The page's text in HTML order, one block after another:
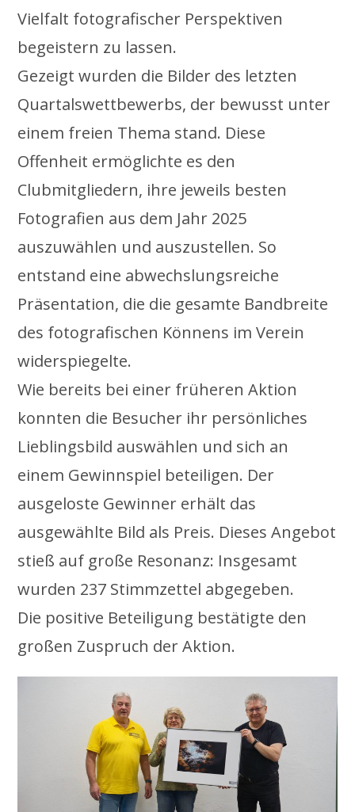
Vielfalt fotografischer Perspektiven
begeistern zu lassen.
Gezeigt wurden die Bilder des letzten
Quartalswettbewerbs, der bewusst unter
einem freien Thema stand. Diese
Offenheit ermöglichte es den
Clubmitgliedern, ihre jeweils besten
Fotografien aus dem Jahr 2025
auszuwählen und auszustellen. So
entstand eine abwechslungsreiche
Präsentation, die die gesamte Bandbreite
des fotografischen Könnens im Verein
widerspiegelte.
Wie bereits bei einer früheren Aktion
konnten die Besucher ihr persönliches
Lieblingsbild auswählen und sich an
einem Gewinnspiel beteiligen. Der
ausgeloste Gewinner erhält das
ausgewählte Bild als Preis. Dieses Angebot
stieß auf große Resonanz: Insgesamt
wurden 237 Stimmzettel abgegeben.
Die positive Beteiligung bestätigte den
großen Zuspruch der Aktion.